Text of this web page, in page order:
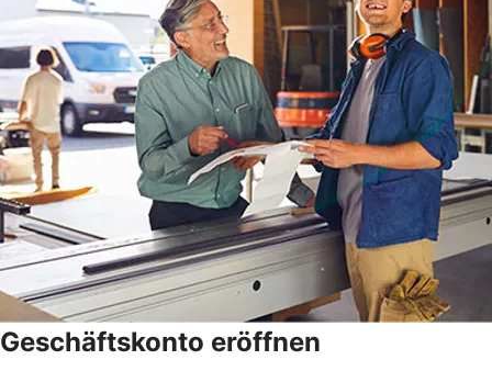
Geschäftskonto eröffnen